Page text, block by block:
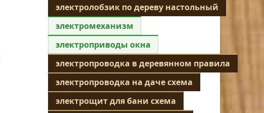
электролобзик по дереву настольный
электромеханизм
электроприводы окна
электропроводка в деревянном правила
электропроводка на даче схема
электрощит для бани схема